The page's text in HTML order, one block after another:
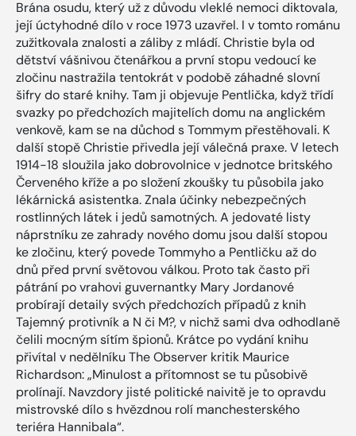
Brána osudu, který už z důvodu vleklé nemoci diktovala,
její úctyhodné dílo v roce 1973 uzavřel. I v tomto románu
zužitkovala znalosti a záliby z mládí. Christie byla od
dětství vášnivou čtenářkou a první stopu vedoucí ke
zločinu nastražila tentokrát v podobě záhadné slovní
šifry do staré knihy. Tam ji objevuje Pentlička, když třídí
svazky po předchozích majitelích domu na anglickém
venkově, kam se na důchod s Tommym přestěhovali. K
další stopě Christie přivedla její válečná praxe. V letech
1914-18 sloužila jako dobrovolnice v jednotce britského
Červeného kříže a po složení zkoušky tu působila jako
lékárnická asistentka. Znala účinky nebezpečných
rostlinných látek i jedů samotných. A jedovaté listy
náprstníku ze zahrady nového domu jsou další stopou
ke zločinu, který povede Tommyho a Pentličku až do
dnů před první světovou válkou. Proto tak často při
pátrání po vrahovi guvernantky Mary Jordanové
probírají detaily svých předchozích případů z knih
Tajemný protivník a N či M?, v nichž sami dva odhodlaně
čelili mocným sítím špionů. Krátce po vydání knihu
přivítal v nedělníku The Observer kritik Maurice
Richardson: „Minulost a přítomnost se tu působivě
prolínají. Navzdory jisté politické naivitě je to opravdu
mistrovské dílo s hvězdnou rolí manchesterského
teriéra Hannibala“.